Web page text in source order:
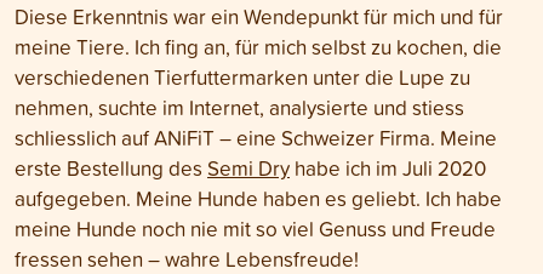
Diese Erkenntnis war ein Wendepunkt für mich und für
meine Tiere. Ich fing an, für mich selbst zu kochen, die
verschiedenen Tierfuttermarken unter die Lupe zu
nehmen, suchte im Internet, analysierte und stiess
schliesslich auf ANiFiT – eine Schweizer Firma. Meine
erste Bestellung des Semi Dry habe ich im Juli 2020
aufgegeben. Meine Hunde haben es geliebt. Ich habe
meine Hunde noch nie mit so viel Genuss und Freude
fressen sehen – wahre Lebensfreude!